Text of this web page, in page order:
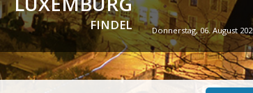
FINDEL Donnerstag, 06. August